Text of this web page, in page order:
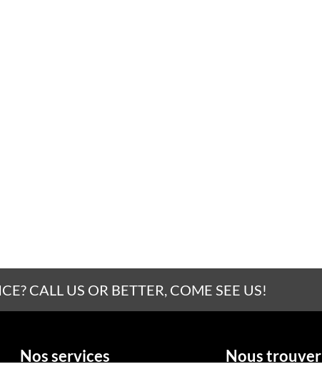
CALL US OR BETTER, COME SEE US!
Nos services Nous trouver